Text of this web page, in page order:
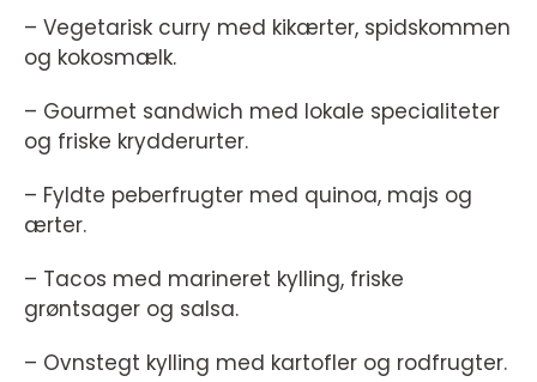
– Vegetarisk curry med kikærter, spidskommen
og kokosmælk.
– Gourmet sandwich med lokale specialiteter
og friske krydderurter.
– Fyldte peberfrugter med quinoa, majs og
ærter.
– Tacos med marineret kylling, friske
grøntsager og salsa.
– Ovnstegt kylling med kartofler og rodfrugter.